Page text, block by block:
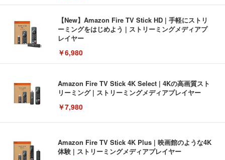
【New】Amazon Fire TV Stick HD | 手軽にストリ
ーミングをはじめよう | ストリーミングメディアプ
レイヤー
￥6,980
Amazon Fire TV Stick 4K Select | 4Kの高画質スト
リーミング | ストリーミングメディアプレイヤー
￥7,980
Amazon Fire TV Stick 4K Plus | 映画館のような4K
体験 | ストリーミングメディアプレイヤー